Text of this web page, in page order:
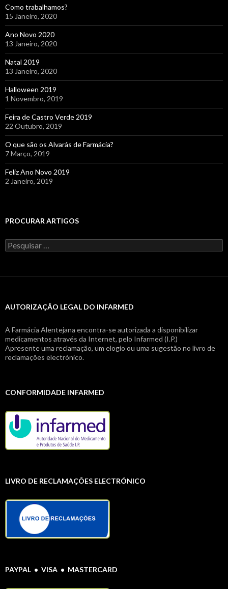
Como trabalhamos?
15 Janeiro, 2020
Ano Novo 2020
13 Janeiro, 2020
Natal 2019
13 Janeiro, 2020
Halloween 2019
1 Novembro, 2019
Feira de Castro Verde 2019
22 Outubro, 2019
O que são os Alvarás de Farmácia?
7 Março, 2019
Feliz Ano Novo 2019
2 Janeiro, 2019
PROCURAR ARTIGOS
Pesquisar
por:
AUTORIZAÇÃO LEGAL DO INFARMED
A Farmácia Alentejana encontra-se autorizada a disponibilizar
medicamentos através da Internet, pelo Infarmed (I.P.)
Apresente uma reclamação, um elogio ou uma sugestão no livro de
reclamações electrónico.
CONFORMIDADE INFARMED
LIVRO DE RECLAMAÇÕES ELECTRÓNICO
PAYPAL • VISA • MASTERCARD